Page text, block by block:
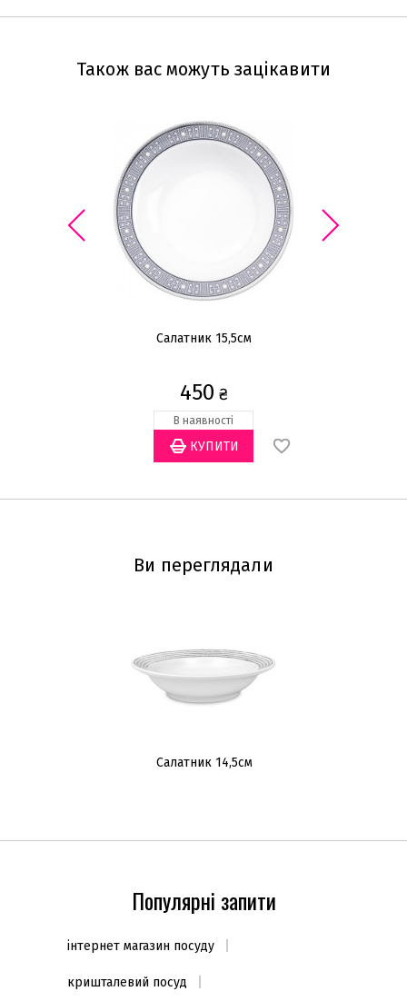
Також вас можуть зацікавити
Салатник 15,5см
450 ₴
В наявності
Ви переглядали
Салатник 14,5см
Популярні запити
інтернет магазин посуду
кришталевий посуд